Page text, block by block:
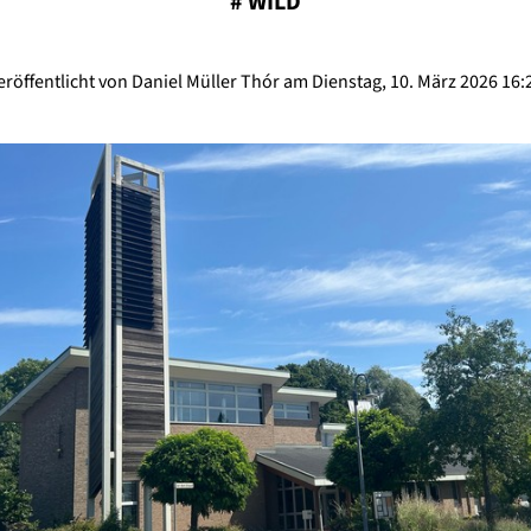
von Daniel Müller Thór am Dienstag, 10. März 2026